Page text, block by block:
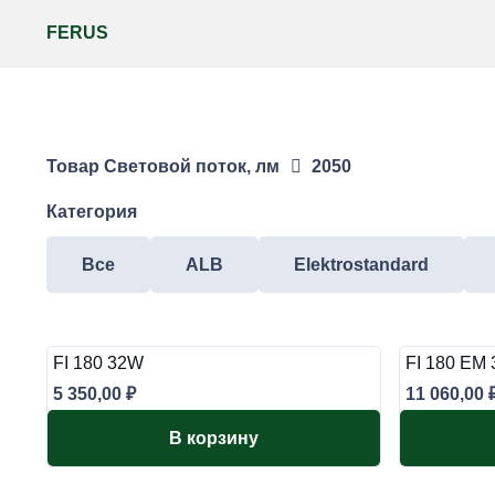
FERUS
Товар Световой поток, лм 2050
Категория
Все ALB Elektrostandard
FI 180 32W
5 350,00 ₽
В корзину
FI 180 EM
11 060,00